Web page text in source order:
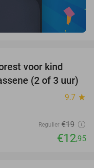
voor kind
(2 of 3 uur)
9.7 star
Regulier €19
€12,95